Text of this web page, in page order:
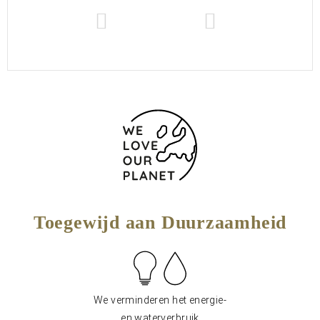
Toegewijd aan Duurzaamheid
We verminderen het energie-